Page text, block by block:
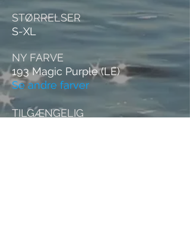
STØRRELSER
S-XL
NY FARVE
193 Magic Purple (LE)
Se andre farver
TILGÆNGELIG